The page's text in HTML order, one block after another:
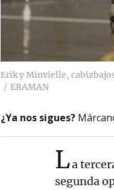
Erik y Minvielle,
ERAMAN
¿Ya nos sigues?
La
segunda